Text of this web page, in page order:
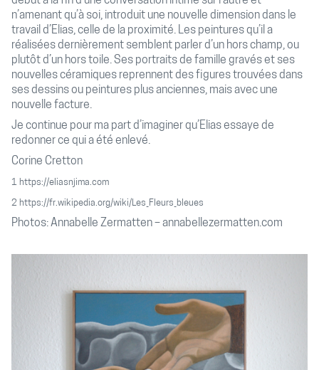
n’amenant qu’à soi, introduit une nouvelle dimension dans le
travail d’Elias, celle de la proximité. Les peintures qu’il a
réalisées dernièrement semblent parler d’un hors champ, ou
plutôt d’un hors toile. Ses portraits de famille gravés et ses
nouvelles céramiques reprennent des figures trouvées dans
ses dessins ou peintures plus anciennes, mais avec une
nouvelle facture.
Je continue pour ma part d’imaginer qu’Elias essaye de
redonner ce qui a été enlevé.
Corine Cretton
1 https://eliasnjima.com
2 https://fr.wikipedia.org/wiki/Les_Fleurs_bleues
Photos: Annabelle Zermatten –annabellezermatten.com